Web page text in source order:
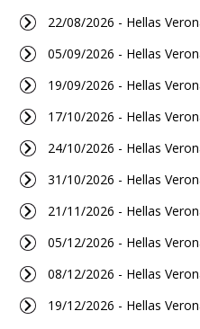
22/08/2026 - Hellas
05/09/2026 - Hellas
19/09/2026 - Hellas
17/10/2026 - Hellas
24/10/2026 - Hellas
31/10/2026 - Hellas
21/11/2026 - Hellas
05/12/2026 - Hellas
08/12/2026 - Hellas
19/12/2026 - Hellas